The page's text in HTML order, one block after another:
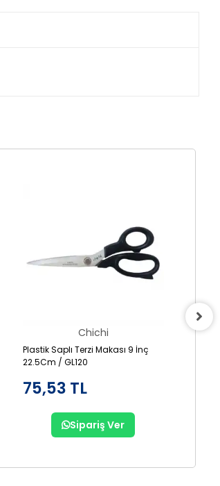
Chichi
Plastik Saplı Terzi Makası 9 İnç
22.5Cm / GL120
75,53 TL
Sipariş Ver